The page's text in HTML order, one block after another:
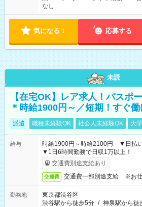
なし
気になる！ 応募する
未読
【在宅OK】レア求人！パスポ
＊時給1900円～／短期！すぐ働
派遣 職種未経験OK 社会人未経験OK 大
給与
時給1900円～時給2100円 ▼日払
▼1日6時間勤務で日収1万以上！
交通費別途支給あり
交通費 交通費一部別途支給 ※お仕
勤務地
東京都渋谷区
渋谷駅から徒歩5分 / 神泉駅から徒